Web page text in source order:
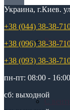
Украина, г.Киев.
+38 (044) 38-38-
+38 (096) 38-38-
+38 (093) 38-38-
пн-пт: 08:00 - 16:00
сб: выходной